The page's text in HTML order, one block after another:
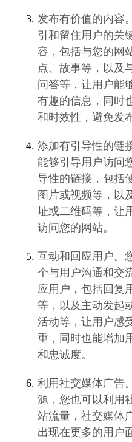
发布有价值的内容
引和留住用户的关
容，包括与您的网
点、故事等，以及
问答等，让用户能
有趣的信息，同时
和时效性，避免发
添加有引导性的链
能够引导用户访问
导性的链接，包括
图片或视频等，以
址或二维码等，让
访问您的网站。
互动和回应用户。
个与用户沟通和交
应用户，包括回复
等，以及主动发起
活动等，让用户感
重，同时也能增加
和忠诚度。
利用社交媒体广告
源，您也可以利用
站流量，社交媒体
出现在更多的用户